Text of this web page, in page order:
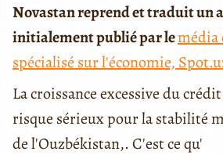
Novastan reprend et traduit un
initialement publié par lemédia
spécialisé sur l'économie,
La croissance excessive du
risque sérieux pour la stabilité
de l'Ouzbékistan,. C'est ce qu'